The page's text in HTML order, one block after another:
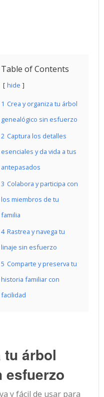
Table of Contents
hide
1 Crea y organiza tu árbol
genealógico sin esfuerzo
2 Captura los detalles
esenciales y da vida a tus
antepasados
3 Colabora y participa con
los miembros de tu
familia
4 Rastrea y navega tu
linaje sin esfuerzo
5 Comparte y preserva tu
historia familiar con
facilidad
tu árbol
esfuerzo
y fácil de usar para